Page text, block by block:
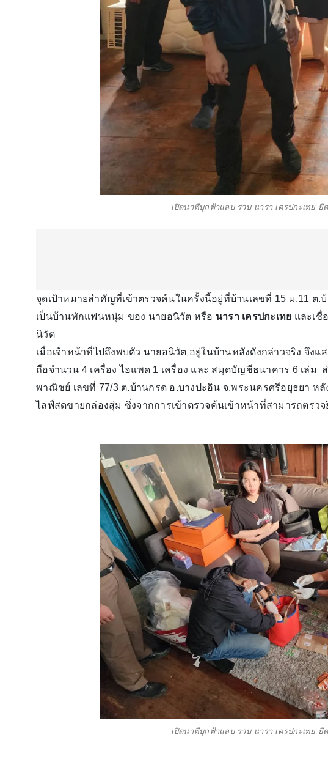
เปิดนาทีบุกฟ้าแลบ รวบ นารา เครปกะเทย ยึ
จุดเป้าหมายสำคัญที่เข้าตรวจค้นในครั้งนี้อยู่ที่บ้านเลขที่ 15 ม.11 ต.
เป็นบ้านพักแฟนหนุ่ม ของ นายอนิวัต หรือ นารา เครปกะเทย และเชื่
นิวัต
เมื่อเจ้าหน้าที่ไปถึงพบตัว นายอนิวัต อยู่ในบ้านหลังดังกล่าวจริง จึง
ถือจำนวน 4 เครื่อง ไอแพด 1 เครื่อง และ สมุดบัญชีธนาคาร 6 เล่ม
พาณิชย์ เลขที่ 77/3 ต.บ้านกรด อ.บางปะอิน จ.พระนครศรีอยุธยา ห
ไลฟ์สดขายกล่องสุ่ม ซึ่งจากการเข้าตรวจค้นเข้าหน้าที่สามารถตรว
เปิดนาทีบุกฟ้าแลบ รวบ นารา เครปกะเทย ยึ